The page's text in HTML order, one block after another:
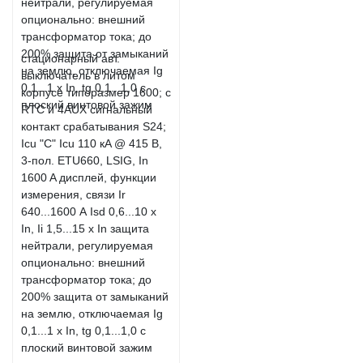
стационарный авт.
выключатель в литом
корпусе типоразмер 1600; с
RTC и 4AUX сигнальный
контакт срабатывания S24;
Icu "C" Icu 110 кA @ 415 В,
3-пол. ETU660, LSIG, In
1600 A дисплей, функции
измерения, связи Ir
640...1600 А Isd 0,6...10 x
In, Ii 1,5...15 x In защита
нейтрали, регулируемая
опционально: внешний
трансформатор тока; до
200% защита от замыканий
на землю, отключаемая Ig
0,1...1 x In, tg 0,1...1,0 с
плоский винтовой зажим